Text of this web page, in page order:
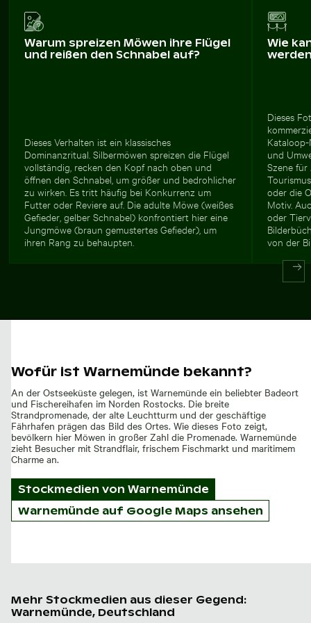
Warum spreizen Möwen ihre Flügel
und reißen den Schnabel auf?
Dieses Verhalten ist ein klassisches
Dominanzritual. Silbermöwen spreizen die Flügel
vollständig, recken den Kopf nach oben und
öffnen den Schnabel, um größer und bedrohlicher
zu wirken. Es tritt häufig bei Konkurrenz um
Futter oder Reviere auf. Die adulte Möwe (weißes
Gefieder, gelber Schnabel) konfrontiert hier eine
Jungmöwe (braun gemustertes Gefieder), um
ihren Rang zu behaupten.
Wie
Dieses
und
Szene für
oder die
Motiv.
oder
von der
Wofür ist Warnemünde bekannt?
An der Ostseeküste gelegen, ist Warnemünde ein beliebter Badeort
und Fischereihafen im Norden Rostocks. Die breite
Strandpromenade, der alte Leuchtturm und der geschäftige
Fährhafen prägen das Bild des Ortes. Wie dieses Foto zeigt,
bevölkern hier Möwen in großer Zahl die Promenade. Warnemünde
zieht Besucher mit Strandflair, frischem Fischmarkt und maritimem
Charme an.
Stockmedien von Warnemünde
Warnemünde auf Google Maps ansehen
Mehr Stockmedien aus dieser Gegend:
Warnemünde, Deutschland